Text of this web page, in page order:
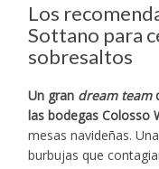
Los
Sottano para
sobresaltos
Un gran dream team
las bodegas Colosso
mesas navideñas.
burbujas que